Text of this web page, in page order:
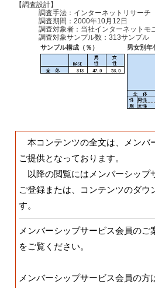
【調査設計】
調査手法：インターネットリサーチ
調査期間：2000年10月12日
調査対象者：当社インターネットモ
調査対象サンプル数：313サンプル
サンプル構成（％） 男女別年
本コンテンツの全文は、メンバ
ご提供となっております。
以降の閲覧にはメンバーシップ
ご登録または、コンテンツのダウ
す。
メンバーシップサービス会員のご
をご覧ください。
メンバーシップサービス会員の方